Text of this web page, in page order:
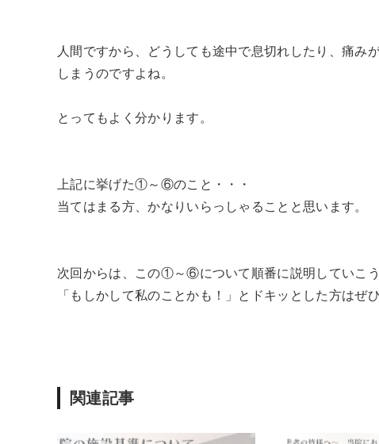
人間ですから、どうしても途中で息切れしたり、痛み
しまうのですよね。
とってもよく分かります。
上記に挙げた①～⑥のこと・・・
当てはまる方、かなりいらっしゃることと思います。
次回からは、この①～⑥について順番に説明していこう
「もしかして私のことかも！」とドキッとした方はぜ
関連記事